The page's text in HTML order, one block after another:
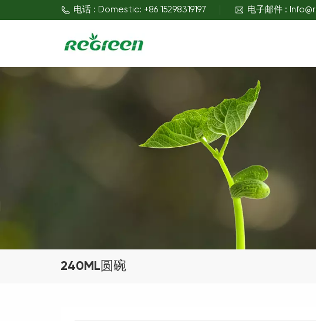
电话 : Domestic: +86 15298319197 电子邮件 :
240ML圆碗